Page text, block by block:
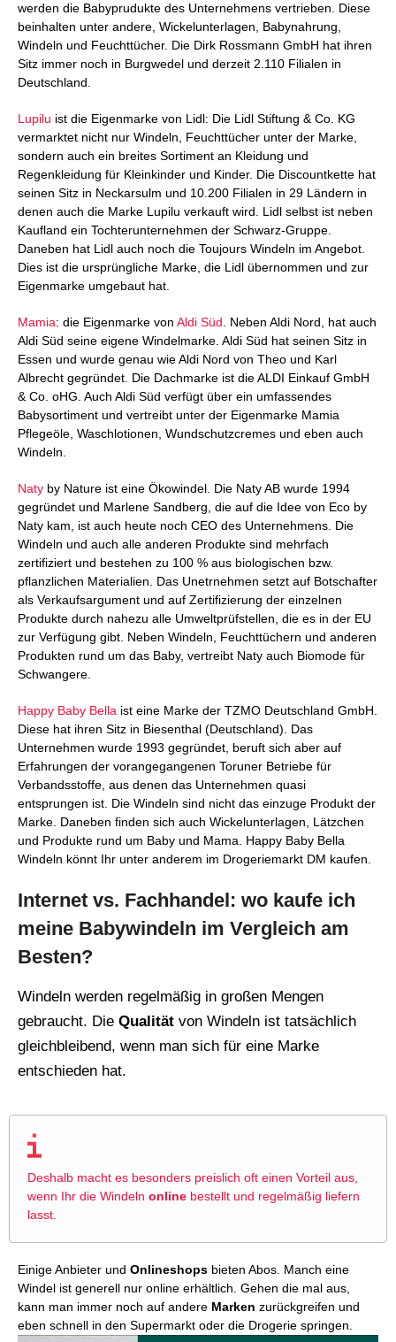
werden die Babyprudukte des Unternehmens vertrieben. Diese
beinhalten unter andere, Wickelunterlagen, Babynahrung,
Windeln und Feuchttücher. Die Dirk Rossmann GmbH hat ihren
Sitz immer noch in Burgwedel und derzeit 2.110 Filialen in
Deutschland.
Lupilu ist die Eigenmarke von Lidl: Die Lidl Stiftung & Co. KG
vermarktet nicht nur Windeln, Feuchttücher unter der Marke,
sondern auch ein breites Sortiment an Kleidung und
Regenkleidung für Kleinkinder und Kinder. Die Discountkette hat
seinen Sitz in Neckarsulm und 10.200 Filialen in 29 Ländern in
denen auch die Marke Lupilu verkauft wird. Lidl selbst ist neben
Kaufland ein Tochterunternehmen der Schwarz-Gruppe.
Daneben hat Lidl auch noch die Toujours Windeln im Angebot.
Dies ist die ursprüngliche Marke, die Lidl übernommen und zur
Eigenmarke umgebaut hat.
Mamia: die Eigenmarke von Aldi Süd . Neben Aldi Nord, hat auch
Aldi Süd seine eigene Windelmarke. Aldi Süd hat seinen Sitz in
Essen und wurde genau wie Aldi Nord von Theo und Karl
Albrecht gegründet. Die Dachmarke ist die ALDI Einkauf GmbH
& Co. oHG. Auch Aldi Süd verfügt über ein umfassendes
Babysortiment und vertreibt unter der Eigenmarke Mamia
Pflegeöle, Waschlotionen, Wundschutzcremes und eben auch
Windeln.
Naty by Nature ist eine Ökowindel. Die Naty AB wurde 1994
gegründet und Marlene Sandberg, die auf die Idee von Eco by
Naty kam, ist auch heute noch CEO des Unternehmens. Die
Windeln und auch alle anderen Produkte sind mehrfach
zertifiziert und bestehen zu 100 % aus biologischen bzw.
pflanzlichen Materialien. Das Unetrnehmen setzt auf Botschafter
als Verkaufsargument und auf Zertifizierung der einzelnen
Produkte durch nahezu alle Umweltprüfstellen, die es in der EU
zur Verfügung gibt. Neben Windeln, Feuchttüchern und anderen
Produkten rund um das Baby, vertreibt Naty auch Biomode für
Schwangere.
Happy Baby Bella ist eine Marke der TZMO Deutschland GmbH.
Diese hat ihren Sitz in Biesenthal (Deutschland). Das
Unternehmen wurde 1993 gegründet, beruft sich aber auf
Erfahrungen der vorangegangenen Toruner Betriebe für
Verbandsstoffe, aus denen das Unternehmen quasi
entsprungen ist. Die Windeln sind nicht das einzuge Produkt der
Marke. Daneben finden sich auch Wickelunterlagen, Lätzchen
und Produkte rund um Baby und Mama. Happy Baby Bella
Windeln könnt Ihr unter anderem im Drogeriemarkt DM kaufen.
Internet vs. Fachhandel: wo kaufe ich
meine Babywindeln im Vergleich am
Besten?
Windeln werden regelmäßig in großen Mengen
gebraucht. Die Qualität von Windeln ist tatsächlich
gleichbleibend, wenn man sich für eine Marke
entschieden hat.
Deshalb macht es besonders preislich oft einen Vorteil aus,
wenn Ihr die Windeln online bestellt und regelmäßig liefern
lasst.
Einige Anbieter und Onlineshops bieten Abos. Manch eine
Windel ist generell nur online erhältlich. Gehen die mal aus,
kann man immer noch auf andere Marken zurückgreifen und
eben schnell in den Supermarkt oder die Drogerie springen.